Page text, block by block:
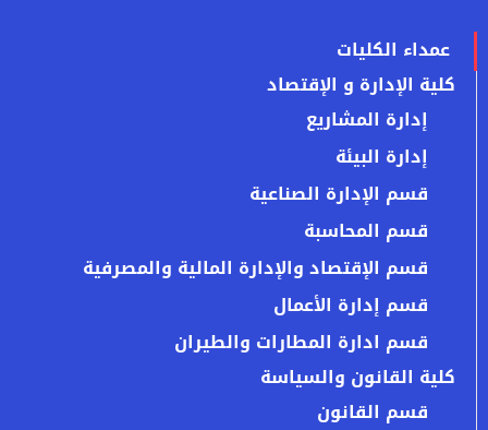
عمداء الكليات
كلية الإدارة و الإقتصاد
إدارة المشاريع
إدارة البيئة
قسم الإدارة الصناعية
قسم المحاسبة
قسم الإقتصاد والإدارة المالية والمصرفية
قسم إدارة الأعمال
قسم ادارة المطارات والطيران
كلية القانون والسياسة
قسم القانون